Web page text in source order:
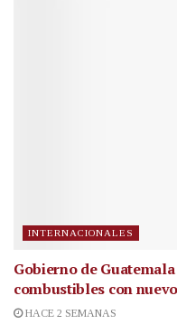
INTERNACIONALES
Gobierno de
combustibles con
HACE 2 SEMANAS